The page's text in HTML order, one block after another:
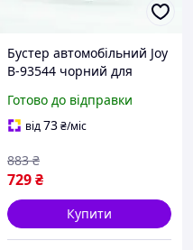
Бустер автомобільний Joy
B-93544 чорний для
підлокітниками та
знімним чохлом, 15-36 кг
Готово до відправки
від73₴/міс
729₴
883 ₴
Купити